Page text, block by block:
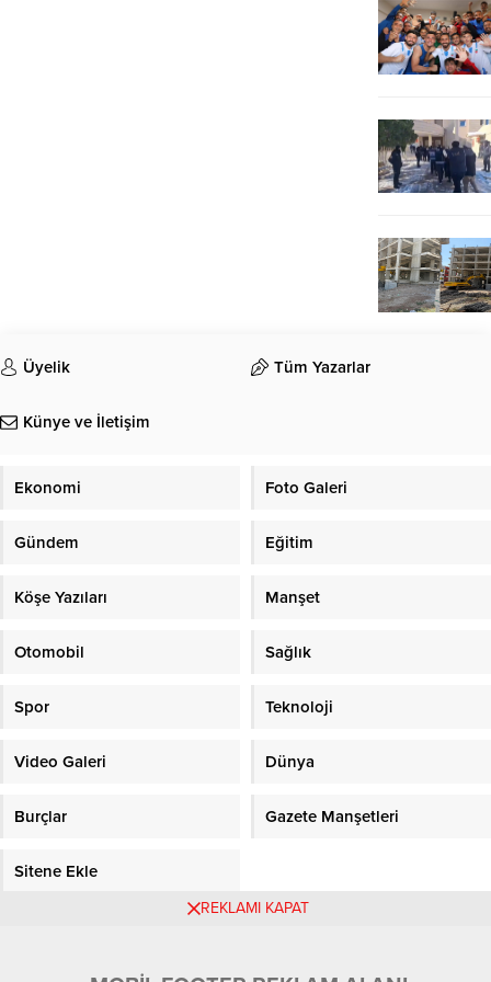
Üyelik Tüm Yazarlar
Künye ve İletişim
Ekonomi Foto Galeri
Gündem Eğitim
Köşe Yazıları Manşet
Otomobil Sağlık
Spor Teknoloji
Video Galeri Dünya
Burçlar Gazete Manşetleri
Sitene Ekle
REKLAMI KAPAT